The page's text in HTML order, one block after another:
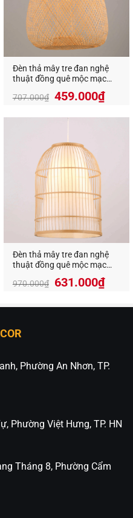
P.11, Q.Bình Thạnh,
0813.160.160(zalo)
Đèn thả mây tre đan nghệ
thuật đồng quê mộc mạc
707.000₫ Giá
là:
459.000₫Giá
hiện
tại
Đèn thả mây tre đan nghệ
thuật đồng quê mộc mạc
970.000₫
Giá
là:
631.000₫Giá
hiện
tại
Phường An Nhơn, TP.
Phường Việt Hưng, TP. HN
Tháng 8, Phường Cẩm